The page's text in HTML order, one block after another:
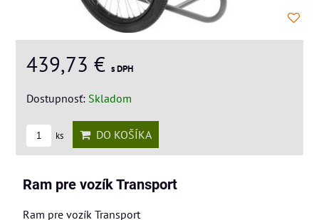
439,73 € s DPH
Dostupnosť: Skladom
ks DO KOŠÍKA
Ram pre vozík Transport
Ram pre vozík Transport